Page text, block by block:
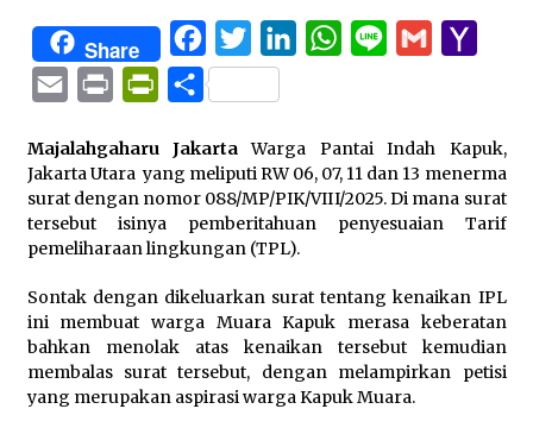
Share FacebookTwitterLinkedInWhatsApp
Line Gmail
Email Print PrintFriendly
Share
Majalahgaharu JakartaWarga Pantai Indah Kapuk,
Jakarta Utara yang meliputi RW 06, 07, 11 dan 13 menerma
surat dengan nomor 088/MP/PIK/VIII/2025. Di mana surat
tersebut isinya pemberitahuan penyesuaian Tarif
pemeliharaan lingkungan (TPL).
Sontak dengan dikeluarkan surat tentang kenaikan IPL
ini membuat warga Muara Kapuk merasa keberatan
bahkan menolak atas kenaikan tersebut kemudian
membalas surat tersebut, dengan melampirkan petisi
yang merupakan aspirasi warga Kapuk Muara.